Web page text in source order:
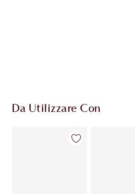
Da Utilizzare Con